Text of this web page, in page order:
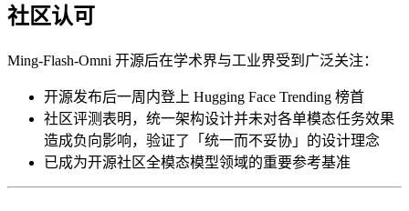
社区认可
Ming-Flash-Omni 开源后在学术界与工业界受到广泛关注：
开源发布后一周内登上 Hugging Face Trending 榜首
社区评测表明，统一架构设计并未对各单模态任务效果
造成负向影响，验证了「统一而不妥协」的设计理念
已成为开源社区全模态模型领域的重要参考基准